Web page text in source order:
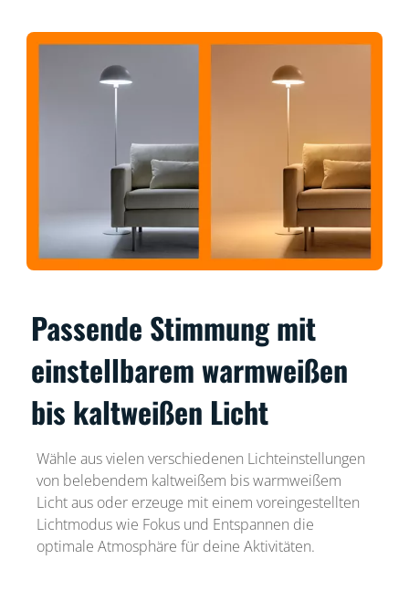
Passende Stimmung mit
einstellbarem warmweißen
bis kaltweißen Licht
Wähle aus vielen verschiedenen Lichteinstellungen
von belebendem kaltweißem bis warmweißem
Licht aus oder erzeuge mit einem voreingestellten
Lichtmodus wie Fokus und Entspannen die
optimale Atmosphäre für deine Aktivitäten.